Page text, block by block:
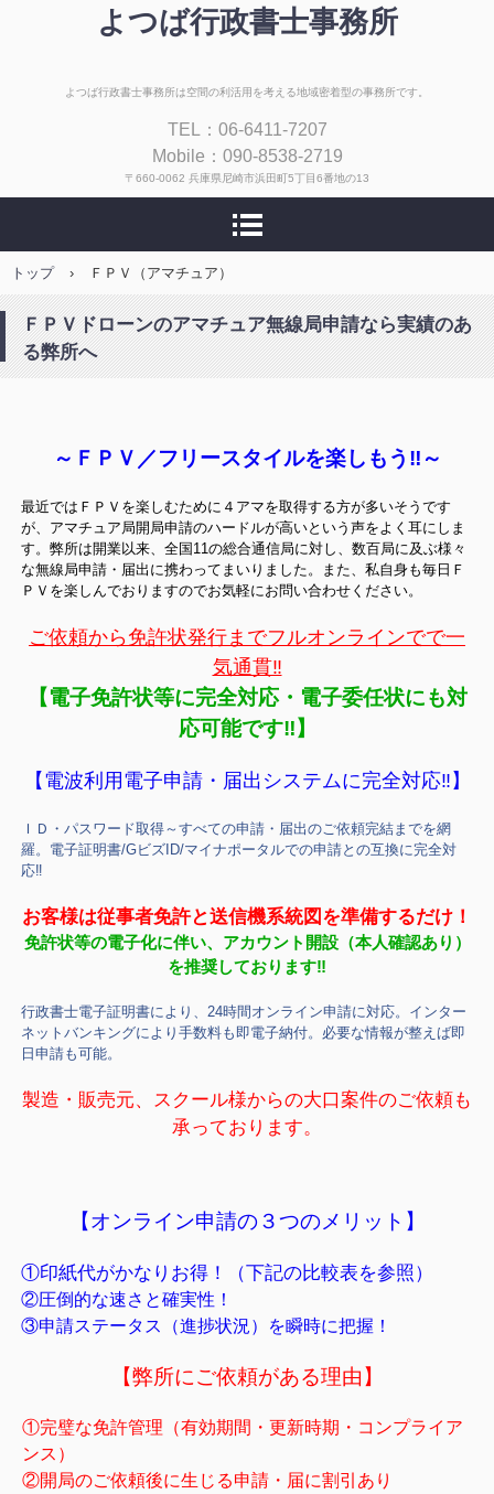
よつば行政書士事務所
よつば行政書士事務所は空間の利活用を考える地域密着型の事務所です。
TEL：06-6411-7207
Mobile：090-8538-2719
〒660-0062 兵庫県尼崎市浜田町5丁目6番地の13
トップ › ＦＰＶ（アマチュア）
ＦＰＶドローンのアマチュア無線局申請なら実績のあ
る弊所へ
～ＦＰＶ／フリースタイルを楽しもう‼～
最近ではＦＰＶを楽しむために４アマを取得する方が多いそうです
が、アマチュア局開局申請のハードルが高いという声をよく耳にしま
す。弊所は開業以来、全国11の総合通信局に対し、数百局に及ぶ様々
な無線局申請・届出に携わってまいりました。また、私自身も毎日Ｆ
ＰＶを楽しんでおりますのでお気軽にお問い合わせください。
ご依頼から免許状発行までフルオンラインでで一
気通貫‼
【電子免許状等に完全対応・電子委任状にも対
応可能です‼】
【電波利用電子申請・届出システムに完全対応‼】
ＩＤ・パスワード取得～すべての申請・届出のご依頼完結までを網
羅。電子証明書/GビズID/マイナポータルでの申請との互換に完全対
応‼
お客様は従事者免許と送信機系統図を準備するだけ！
免許状等の電子化に伴い、アカウント開設（本人確認あり）
を推奨しております‼
行政書士電子証明書により、24時間オンライン申請に対応。インター
ネットバンキングにより手数料も即電子納付。必要な情報が整えば即
日申請も可能。
製造・販売元、スクール様からの大口案件のご依頼も
承っております。
【オンライン申請の３つのメリット】
①印紙代がかなりお得！（下記の比較表を参照）
②圧倒的な速さと確実性！
③申請ステータス（進捗状況）を瞬時に把握！
【弊所にご依頼がある理由】
①完璧な免許管理（有効期間・更新時期・コンプライア
ンス）
②開局のご依頼後に生じる申請・届に割引あり